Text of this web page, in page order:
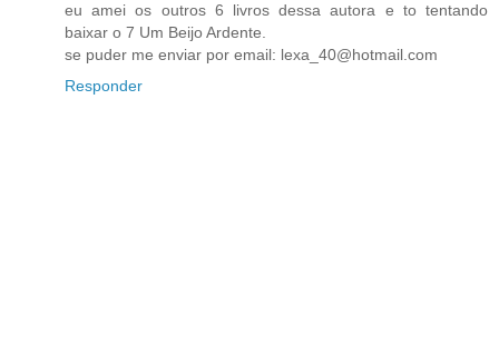
eu amei os outros 6 livros dessa autora e to tentando
baixar o 7 Um Beijo Ardente.
se puder me enviar por email: lexa_40@hotmail.com
Responder